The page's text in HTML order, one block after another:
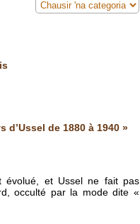
de 1880 à 1940 »
évolué, et Ussel ne fait pas
occulté par la mode dite «